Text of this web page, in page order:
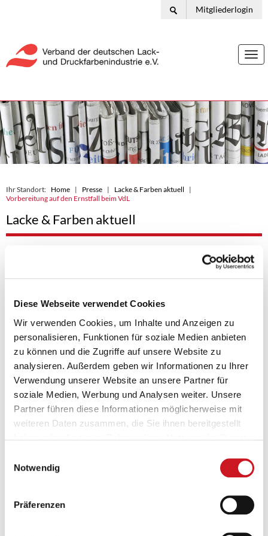
Diese Webseite verwendet Cookies
Wir verwenden Cookies, um Inhalte und Anzeigen zu
personalisieren, Funktionen für soziale Medien anbieten
zu können und die Zugriffe auf unsere Website zu
analysieren. Außerdem geben wir Informationen zu Ihrer
Verwendung unserer Website an unsere Partner für
soziale Medien, Werbung und Analysen weiter. Unsere
Partner führen diese Informationen möglicherweise mit
weiteren Daten zusammen, die Sie ihnen bereitgestellt
Notwendig
Präferenzen
Mitgliederlogin
Ihr Standort: Home Presse
Lacke & Farben aktuell
Vorbereitung auf den Ernstfall beim VdL
Lacke & Farben aktuell
die Teilnehmenden des VdL-Krisenseminars, das am 9. und 10. Juni
2026 in Frankfurt stattfand. Im Mittelpunkt standen
Unter der Leitung von Dr. Hans-Georg Klose trainierten die